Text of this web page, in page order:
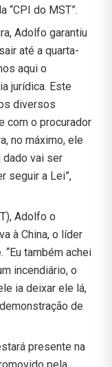
“CPI do MST”.
Adolfo garantiu
até a quarta-
aqui o
jurídica. Este
diversos
com o procurador
no máximo, ele
dado vai ser
seguir a Lei”,
Adolfo o
à China, o líder
também achei
incendiário, o
ia deixar ele lá,
de
presente na